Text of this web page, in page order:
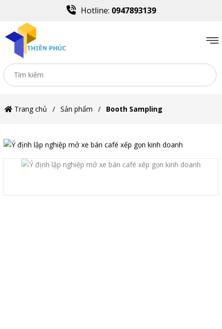
Hotline: 0947893139
Trang chủ Sản phẩm Booth Sampling